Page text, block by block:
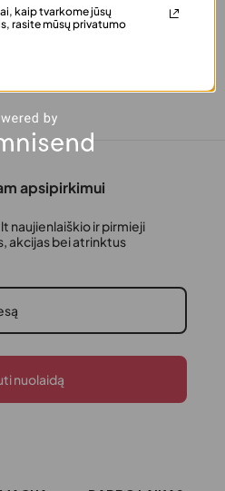
77 057
apsipirkimui
naujienlaiškio ir pirmieji
akcijas bei atrinktus
nuolaidą
kaip tvarkome jūsų
rasite mūsų privatumo